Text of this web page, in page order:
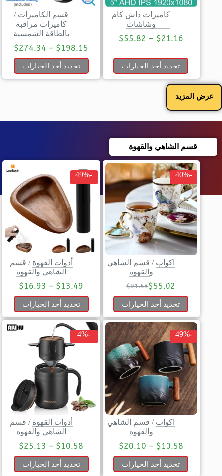
كاميرات داش كام
وشاشات
$21.16
–
$55.82
تحديد أحد الخيارات
قسم الكاميرات /
كاميرات مراقبة
بالطاقة الشمسية
$198.15
–
$274.34
تحديد أحد الخيارات
عرض المزيد
قسم الشاهي والقهوة
-40%
اكواب / قسم الشاهي
والقهوه
$91.53$55.02
تحديد أحد الخيارات
-49%
أدوات القهوة / قسم
الشاهي والقهوه
$13.49
–
$16.93
تحديد أحد الخيارات
-49%
اكواب / قسم الشاهي
والقهوه
$10.58
–
$20.10
تحديد أحد الخيارات
-4%
أدوات القهوة / قسم
الشاهي والقهوه
$10.58
–
$25.13
تحديد أحد الخيارات